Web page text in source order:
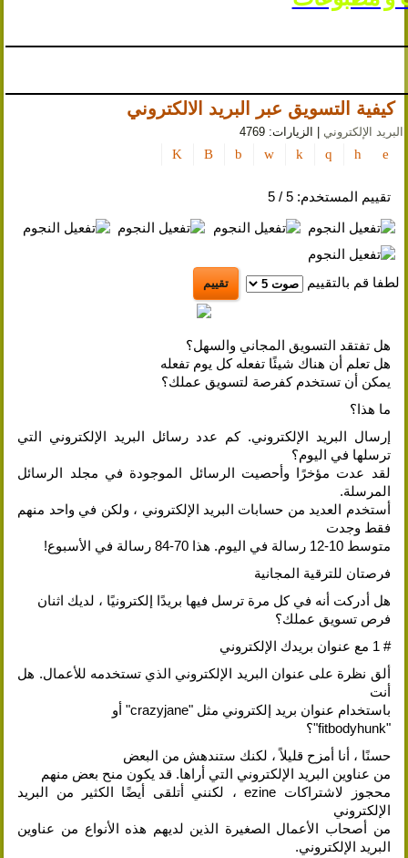
السياحة
تلميحات
و
الترويج
أصول
التسويق
الإعلان
و
الترويج
الذكاء
الخصوصية
بوسترات و مجلات
كيفية التسويق عبر البريد الالكتروني
البريد الإلكتروني | الزيارات: 4769
تقييم المستخدم:5
/
5
لطفا قم بالتقييم
هل تفتقد التسويق المجاني والسهل؟
هل تعلم أن هناك شيئًا تفعله كل يوم تفعله
يمكن أن تستخدم كفرصة لتسويق عملك؟
ما هذا؟
إرسال البريد الإلكتروني. كم عدد رسائل البريد الإلكتروني التي
ترسلها في اليوم؟
لقد عدت مؤخرًا وأحصيت الرسائل الموجودة في مجلد الرسائل
المرسلة.
أستخدم العديد من حسابات البريد الإلكتروني ، ولكن في واحد منهم
فقط وجدت
متوسط ​​10-12 رسالة في اليوم. هذا 70-84 رسالة في الأسبوع!
فرصتان للترقية المجانية
هل أدركت أنه في كل مرة ترسل فيها بريدًا إلكترونيًا ، لديك اثنان
فرص تسويق عملك؟
# 1 مع عنوان بريدك الإلكتروني
ألق نظرة على عنوان البريد الإلكتروني الذي تستخدمه للأعمال. هل
أنت
باستخدام عنوان بريد إلكتروني مثل "crazyjane" أو
"fitbodyhunk"؟
حسنًا ، أنا أمزح قليلاً ، لكنك ستندهش من البعض
من عناوين البريد الإلكتروني التي أراها. قد يكون منح بعض منهم
محجوز لاشتراكات ezine ، لكنني أتلقى أيضًا الكثير من البريد
الإلكتروني
من أصحاب الأعمال الصغيرة الذين لديهم هذه الأنواع من عناوين
البريد الإلكتروني.